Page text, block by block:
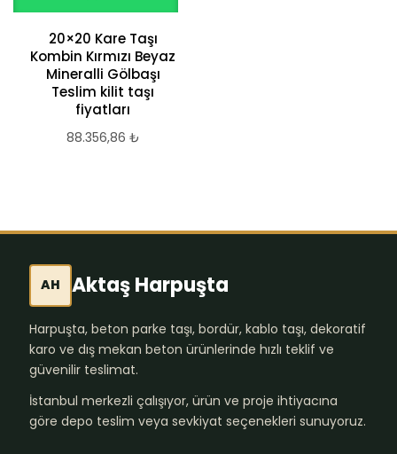
20×20 Kare Taşı
Kombin Kırmızı Beyaz
Mineralli Gölbaşı
Teslim kilit taşı
fiyatları
88.356,86 ₺
AH Aktaş Harpuşta
Harpuşta, beton parke taşı, bordür, kablo taşı, dekoratif
karo ve dış mekan beton ürünlerinde hızlı teklif ve
güvenilir teslimat.
İstanbul merkezli çalışıyor, ürün ve proje ihtiyacına
göre depo teslim veya sevkiyat seçenekleri sunuyoruz.